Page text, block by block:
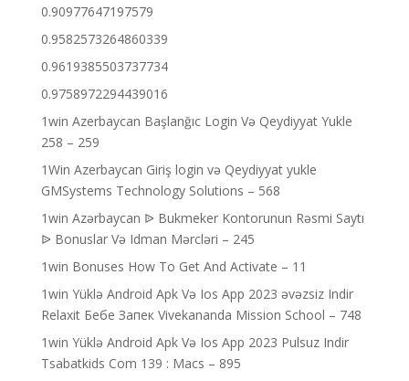
0.90977647197579
0.9582573264860339
0.9619385503737734
0.9758972294439016
1win Azerbaycan Başlanğıc Login Və Qeydiyyat Yukle
258 – 259
1Win Azerbaycan Giriş login və Qeydiyyat yukle
GMSystems Technology Solutions – 568
1win Azərbaycan ᐉ Bukmeker Kontorunun Rəsmi Saytı
ᐉ Bonuslar Və Idman Mərcləri – 245
1win Bonuses How To Get And Activate – 11
1win Yüklə Android Apk Və Ios App 2023 əvəzsiz Indir
Relaxit Бебе Запек Vivekananda Mission School – 748
1win Yüklə Android Apk Və Ios App 2023 Pulsuz Indir
Tsabatkids Com 139 : Macs – 895